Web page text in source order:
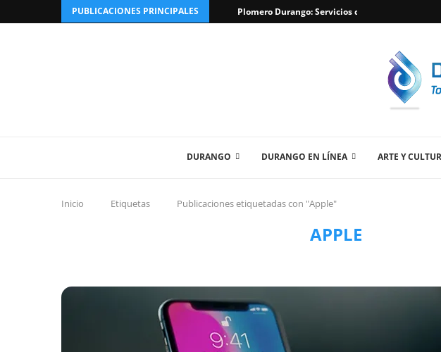
PUBLICACIONES PRINCIPALES Plomero Durango: Servicios de Plomería
DURANGO DURANGO EN LÍNEA ARTE Y
Inicio Etiquetas Publicaciones etiquetadas con "Apple"
APPLE